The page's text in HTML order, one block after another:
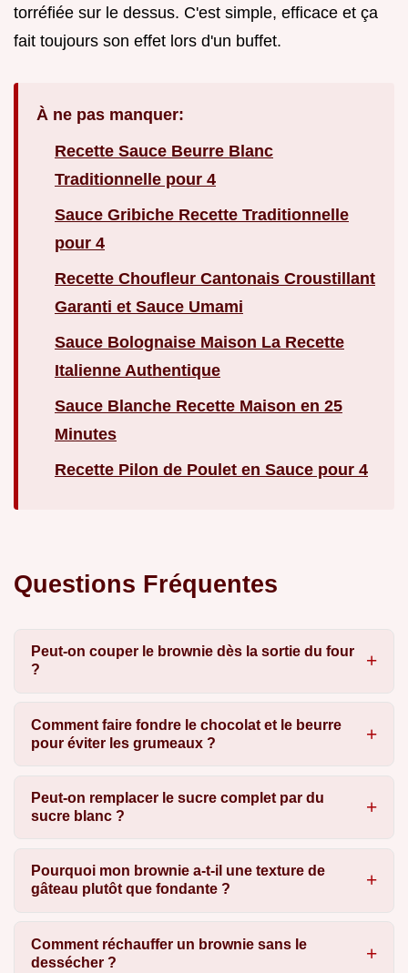
torréfiée sur le dessus. C'est simple, efficace et ça
fait toujours son effet lors d'un buffet.
À ne pas manquer:
Recette Sauce Beurre Blanc
Traditionnelle pour 4
Sauce Gribiche Recette Traditionnelle
pour 4
Recette Choufleur Cantonais Croustillant
Garanti et Sauce Umami
Sauce Bolognaise Maison La Recette
Italienne Authentique
Sauce Blanche Recette Maison en 25
Minutes
Recette Pilon de Poulet en Sauce pour 4
Questions Fréquentes
Peut-on couper le brownie dès la sortie du four
?
Comment faire fondre le chocolat et le beurre
pour éviter les grumeaux ?
Peut-on remplacer le sucre complet par du
sucre blanc ?
Pourquoi mon brownie a-t-il une texture de
gâteau plutôt que fondante ?
Comment réchauffer un brownie sans le
dessécher ?